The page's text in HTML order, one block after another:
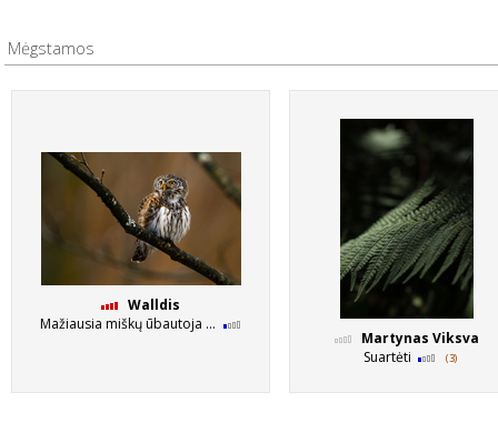
Mėgstamos
Walldis
Mažiausia miškų ūbautoja ...
Martynas Viksva
Suartėti
(3)